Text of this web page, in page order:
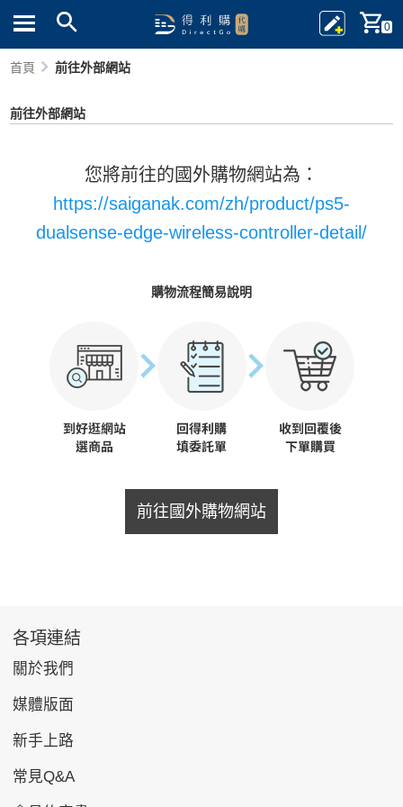
0
首頁 前往外部網站
前往外部網站
您將前往的國外購物網站為：
https://saiganak.com/zh/product/ps5-
dualsense-edge-wireless-controller-detail/
購物流程簡易說明
前往國外購物網站
各項連結
關於我們
媒體版面
新手上路
常見Q&A